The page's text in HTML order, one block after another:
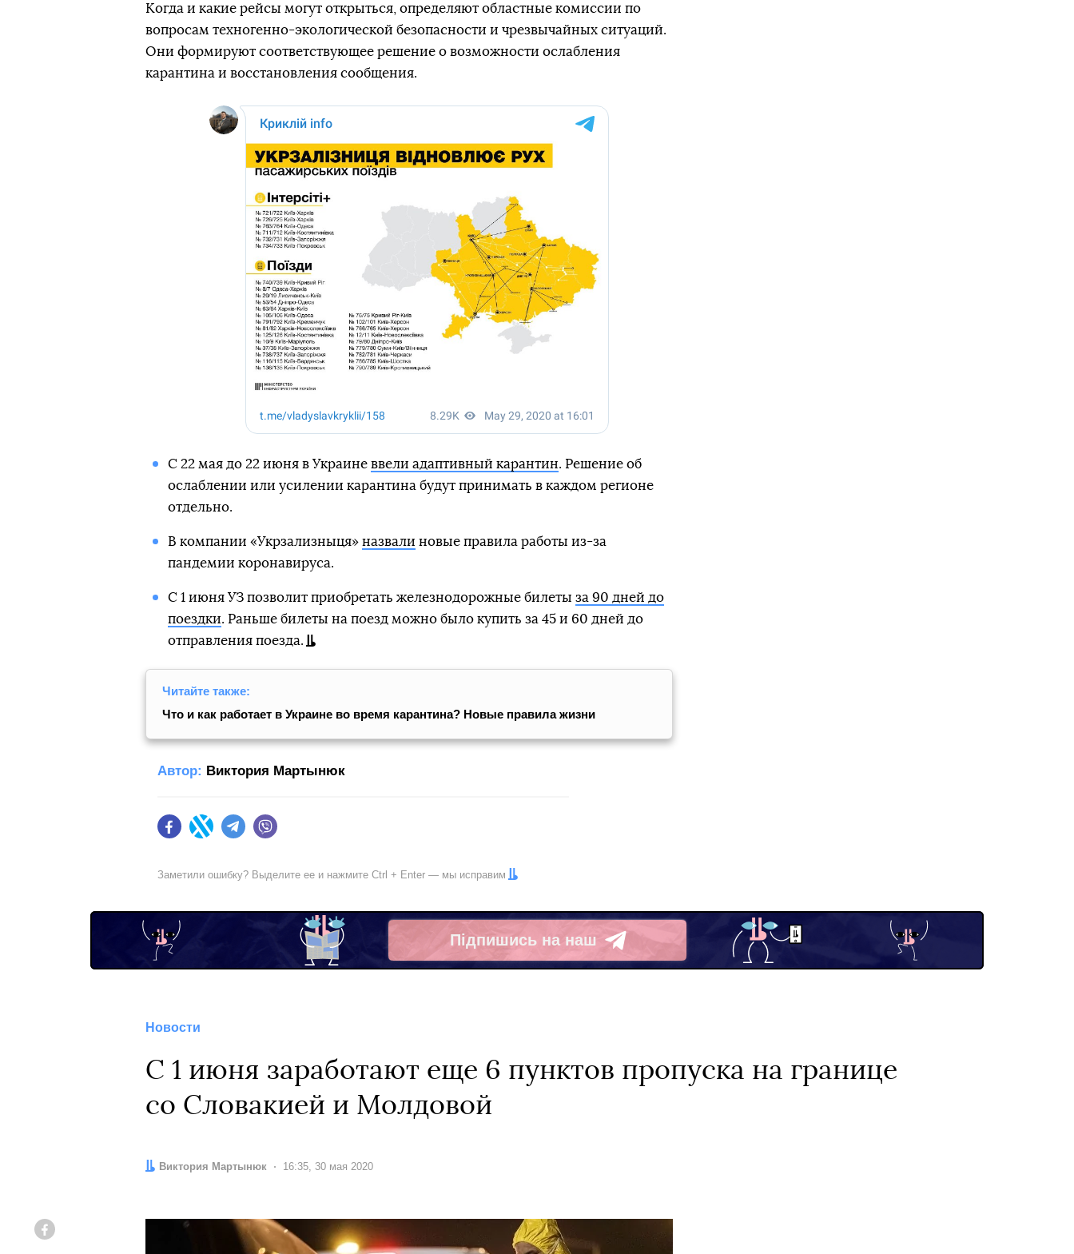
Когда и какие рейсы могут открыться, определяют областные комиссии по
вопросам техногенно-экологической безопасности и чрезвычайных ситуаций.
Они формируют соответствующее решение о возможности ослабления
карантина и восстановления сообщения.
С 22 мая до 22 июня в Украине ввели адаптивный карантин. Решение об
ослаблении или усилении карантина будут принимать в каждом регионе
отдельно.
В компании «Укрзализныця» назвали новые правила работы из-за
пандемии коронавируса.
С 1 июня УЗ позволит приобретать железнодорожные билеты за 90 дней до
поездки. Раньше билеты на поезд можно было купить за 45 и 60 дней до
отправления поезда.
Читайте также:
Что и как работает в Украине во время карантина? Новые правила жизни
Автор: Виктория Мартынюк
FacebookTwitter Telegram
Заметили ошибку? Выделите ее и нажмите Ctrl + Enter — мы исправим
Підпишись на наш
Telegram
Новости
С 1 июня заработают еще 6 пунктов пропуска на границе
со Словакией и Молдовой
Автор:
Виктория Мартынюк Дата:
16:35, 30 мая 2020